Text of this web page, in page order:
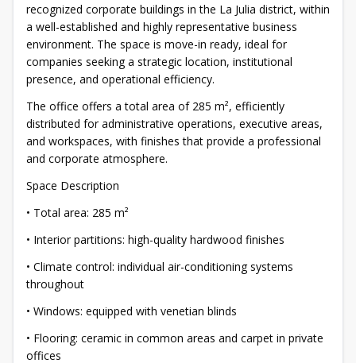
recognized corporate buildings in the La Julia district, within
a well-established and highly representative business
environment. The space is move-in ready, ideal for
companies seeking a strategic location, institutional
presence, and operational efficiency.
The office offers a total area of 285 m², efficiently
distributed for administrative operations, executive areas,
and workspaces, with finishes that provide a professional
and corporate atmosphere.
Space Description
• Total area: 285 m²
• Interior partitions: high-quality hardwood finishes
• Climate control: individual air-conditioning systems
throughout
• Windows: equipped with venetian blinds
• Flooring: ceramic in common areas and carpet in private
offices